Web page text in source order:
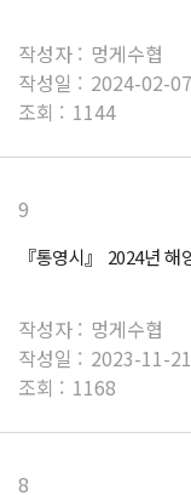
작성자 : 멍게수협
작성일 : 2024-02-07
조회 : 1144
9
『통영시』 2024년
작성자 : 멍게수협
작성일 : 2023-11-21
조회 : 1168
8